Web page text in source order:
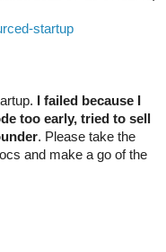
startup
I failed because I
too early, tried to sell
. Please take the
and make a go of the